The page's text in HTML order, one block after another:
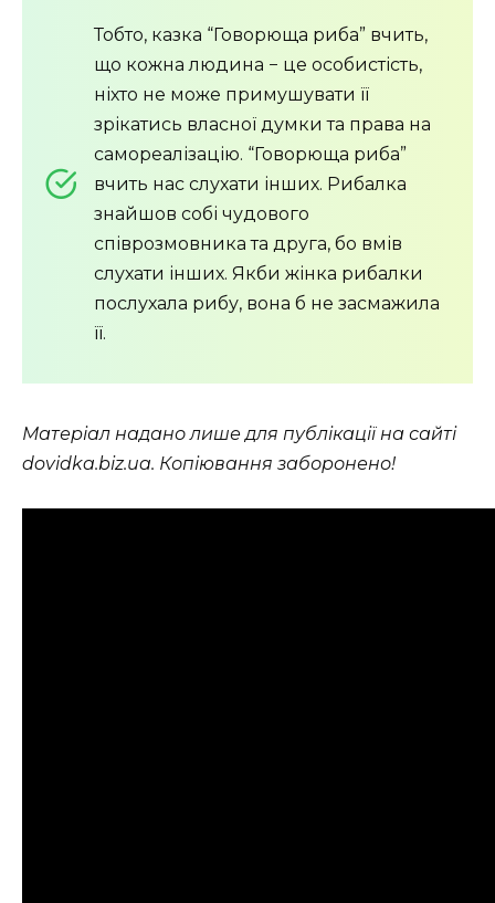
Тобто, казка “Говорюща риба” вчить,
що кожна людина − це особистість,
ніхто не може примушувати її
зрікатись власної думки та права на
самореалізацію. “Говорюща риба”
вчить нас слухати інших. Рибалка
знайшов собі чудового
співрозмовника та друга, бо вмів
слухати інших. Якби жінка рибалки
послухала рибу, вона б не засмажила
її.
Матеріал надано лише для публікації на сайті
dovidka.biz.ua. Копіювання заборонено!